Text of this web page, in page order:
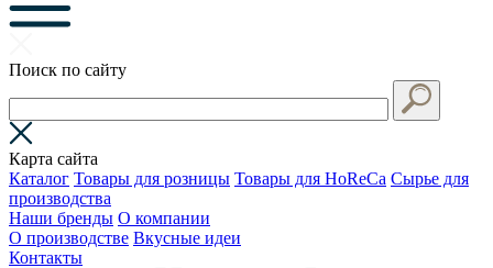
Поиск по сайту
Карта сайта
Каталог Товары для розницы Товары для HoReCa Сырье для
производства
Наши бренды О компании
О производстве Вкусные идеи
Контакты